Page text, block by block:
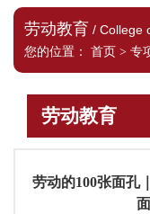
劳动教育 / College
您的位置：
首页 > 专
劳动教育
劳动的100张面孔